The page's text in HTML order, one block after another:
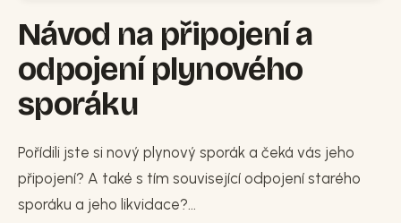
Návod na připojení a
odpojení plynového
sporáku
Pořídili jste si nový plynový sporák a čeká vás jeho
připojení? A také s tím související odpojení starého
sporáku a jeho likvidace?...